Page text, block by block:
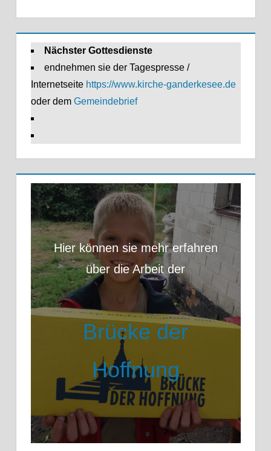
Nächster Gottesdienste
endnehmen sie der Tagespresse /
Internetseitehttps://www.kirche-ganderkesee.de
oder dem Gemeindebrief
Hier können sie mehr erfahren
über die Arbeit der
Brücke der
Hoffnung